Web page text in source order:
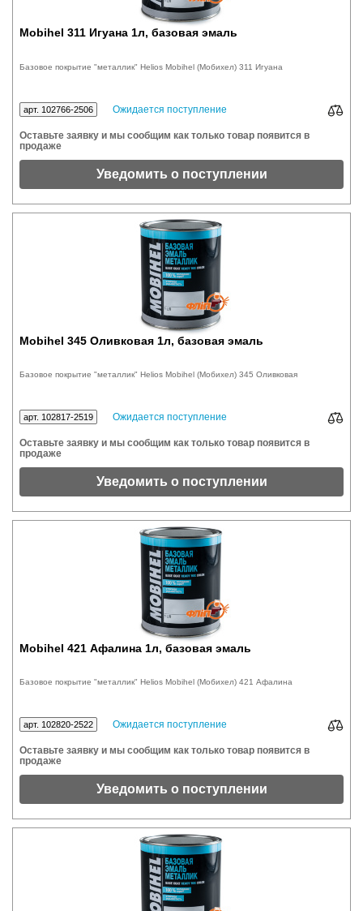
Mobihel 311 Игуана 1л, базовая эмаль
Базовое покрытие "металлик" Helios Mobihel (Мобихел) 311 Игуана
арт. 102766-2506 Ожидается поступление
Оставьте заявку и мы сообщим как только товар появится в
продаже
Уведомить о поступлении
Mobihel 345 Оливковая 1л, базовая эмаль
Базовое покрытие "металлик" Helios Mobihel (Мобихел) 345 Оливковая
арт. 102817-2519 Ожидается поступление
Оставьте заявку и мы сообщим как только товар появится в
продаже
Уведомить о поступлении
Mobihel 421 Афалина 1л, базовая эмаль
Базовое покрытие "металлик" Helios Mobihel (Мобихел) 421 Афалина
арт. 102820-2522 Ожидается поступление
Оставьте заявку и мы сообщим как только товар появится в
продаже
Уведомить о поступлении